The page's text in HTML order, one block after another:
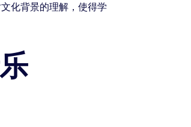
化背景的理解，使得学